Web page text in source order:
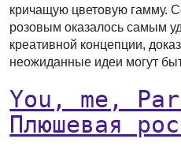
кричащую цветовую гамму.
розовым оказалось самым
креативной концепции,
неожиданные идеи могут
You, me,
Плюшевая